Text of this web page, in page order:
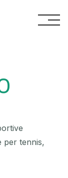
per tennis,